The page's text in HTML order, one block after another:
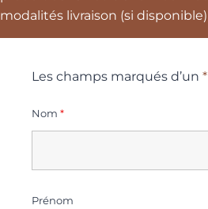
modalités livraison (si disponible)
Les champs marqués d’un *
Nom *
Prénom